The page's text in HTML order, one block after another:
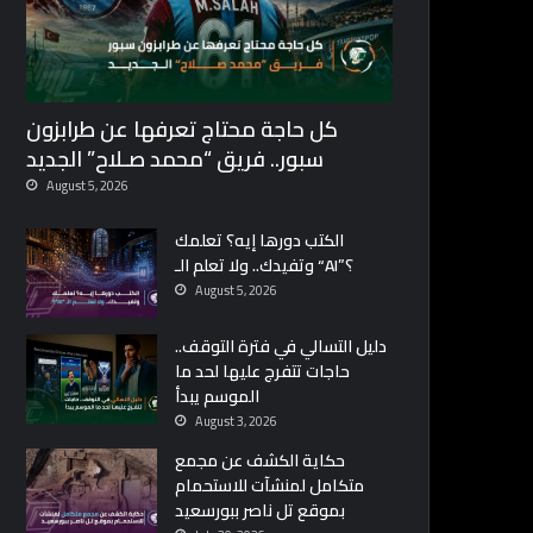
كل حاجة محتاج تعرفها عن طرابزون
سبور.. فريق “محمد صـلاح” الجديد
August 5, 2026
الكتب دورها إيه؟ تعلمك
وتفيدك.. ولا تعلم الـ “AI”؟
August 5, 2026
دليل التسالي في فترة التوقف..
حاجات تتفرج عليها لحد ما
الموسم يبدأ
August 3, 2026
حكاية الكشف عن مجمع
متكامل لمنشآت للاستحمام
بموقع تل ناصر ببورسعيد